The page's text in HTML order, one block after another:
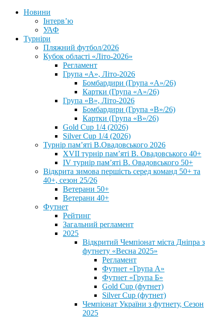
Новини
Інтерв’ю
УАФ
Турніри
Пляжний футбол/2026
Кубок області «Літо-2026»
Регламент
Група «А», Літо-2026
Бомбардири (Група «А»/26)
Картки (Група «А»/26)
Група «В», Літо-2026
Бомбардири (Група «В»/26)
Картки (Група «В»/26)
Gold Cup 1/4 (2026)
Silver Cup 1/4 (2026)
Турнір пам’яті В.Овадовського 2026
XVII турнір пам’яті В. Овадовського 40+
IV турнір пам’яті В. Овадовського 50+
Відкрита зимова першість серед команд 50+ та
40+, сезон 25/26
Ветерани 50+
Ветерани 40+
Футнет
Рейтинг
Загальний регламент
2025
Відкритий Чемпіонат міста Дніпра з
футнету «Весна 2025»
Регламент
Футнет «Група А»
Футнет «Група Б»
Gold Cup (футнет)
Silver Cup (футнет)
Чемпіонат України з футнету, Сезон
2025